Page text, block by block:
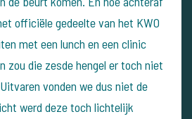
officiële gedeelte van het KWO
met een lunch en een clinic
zou die zesde hengel er toch niet
vonden we dus niet de
werd deze toch lichtelijk